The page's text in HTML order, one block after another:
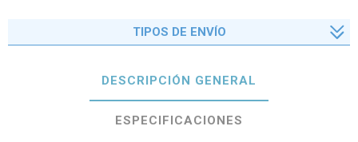
TIPOS DE ENVÍO
DESCRIPCIÓN GENERAL
ESPECIFICACIONES